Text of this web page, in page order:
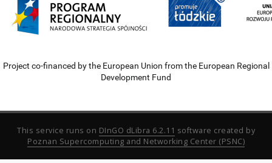
Project co-financed by the European Union from the European Regional
Development Fund
This service runs on DInGO dLibra 6.2.11 software created by
Poznan Supercomputing and Networking Center (PSNC)